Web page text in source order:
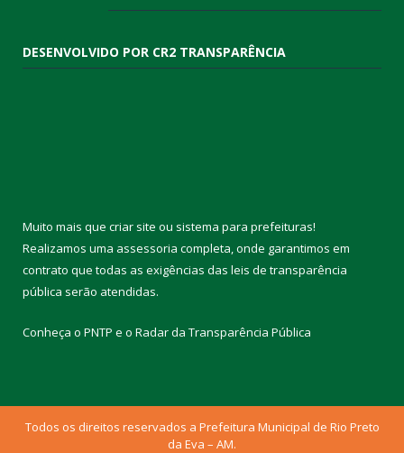
DESENVOLVIDO POR CR2 TRANSPARÊNCIA
Muito mais que criar site ou sistema para prefeituras!
Realizamos uma assessoria completa, onde garantimos em
contrato que todas as exigências das leis de transparência
pública serão atendidas.
Conheça o PNTP e o Radar da Transparência Pública
Todos os direitos reservados a Prefeitura Municipal de Rio Preto
da Eva – AM.